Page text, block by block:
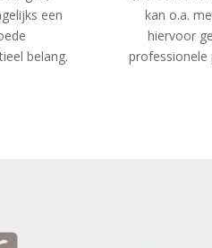
een
belang.
kan o.a.
hiervoor
professionele